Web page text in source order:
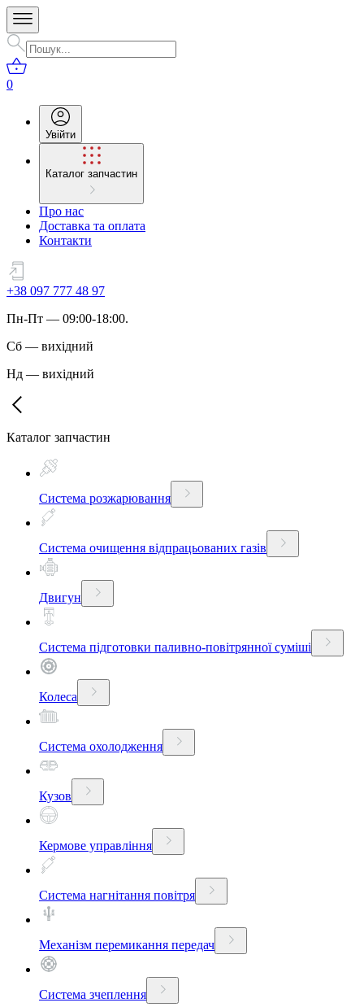
0
Увійти
Каталог запчастин
Про нас
Доставка та оплата
Контакти
+38 097 777 48 97
Пн-Пт — 09:00-18:00.
Сб — вихідний
Нд — вихідний
Каталог запчастин
Система розжарювання
Система очищення відпрацьованих газів
Двигун
Система підготовки паливно-повітрянної суміші
Колеса
Система охолодження
Кузов
Кермове управління
Система нагнітання повітря
Механізм перемикання передач
Система зчеплення